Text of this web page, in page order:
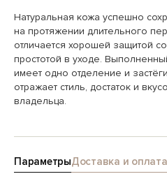
Натуральная кожа успешно
на протяжении длительного
отличается хорошей защитой
простотой в уходе.
имеет одно отделение и
отражает стиль, достаток и
владельца.
ПараметрыДоставка и оплата